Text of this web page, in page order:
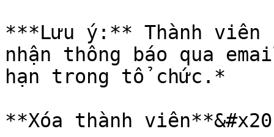
***Lưu ý:** Thành
nhận thông báo qua
hạn trong tổ chức.*
**Xóa thành